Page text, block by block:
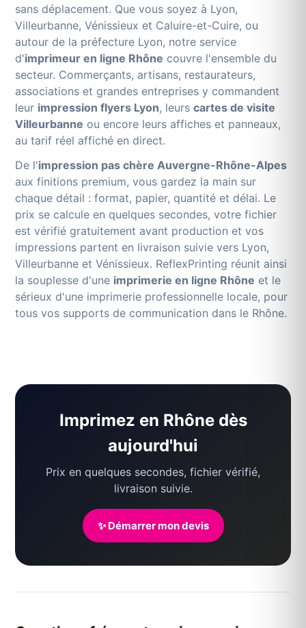
sans déplacement. Que vous soyez à Lyon,
Villeurbanne, Vénissieux et Caluire-et-Cuire, ou
autour de la préfecture Lyon, notre service
d'imprimeur en ligne Rhône couvre l'ensemble du
secteur. Commerçants, artisans, restaurateurs,
associations et grandes entreprises y commandent
leur impression flyers Lyon, leurs cartes de visite
Villeurbanne ou encore leurs affiches et panneaux,
au tarif réel affiché en direct.
De l'impression pas chère Auvergne-Rhône-Alpes
aux finitions premium, vous gardez la main sur
chaque détail : format, papier, quantité et délai. Le
prix se calcule en quelques secondes, votre fichier
est vérifié gratuitement avant production et vos
impressions partent en livraison suivie vers Lyon,
Villeurbanne et Vénissieux. ReflexPrinting réunit ainsi
la souplesse d'une imprimerie en ligne Rhône et le
sérieux d'une imprimerie professionnelle locale, pour
tous vos supports de communication dans le Rhône.
Imprimez en Rhône dès
aujourd'hui
Prix en quelques secondes, fichier vérifié,
livraison suivie.
✨ Démarrer mon devis